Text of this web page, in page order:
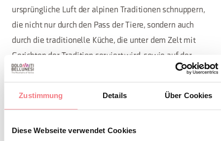
Zustimmung Details Über Cookies
Diese Webseite verwendet Cookies
ursprüngliche Luft der alpinen Traditionen schnuppern,
die nicht nur durch den Pass der Tiere, sondern auch
durch die traditionelle Küche, die unter dem Zelt mit
Gerichten der Tradition serviert wird, sowie auf der
Messe der regionalen Produkte mit über 100 lokalen
anbieten, bezeugt wird, durch kulturelle Vertiefungen
Biois organisiert werden, durch den Umzug der